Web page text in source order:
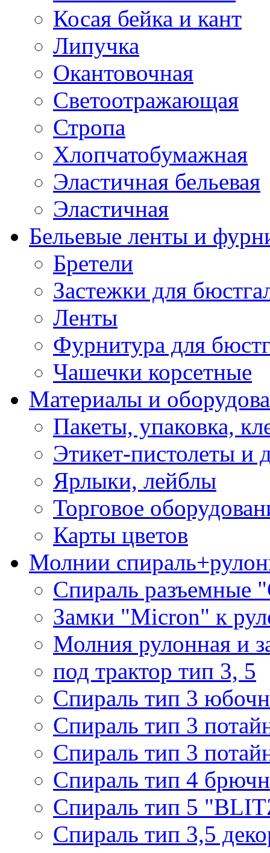
Косая бейка и кант
Липучка
Окантовочная
Светоотражающая
Стропа
Хлопчатобумажная
Эластичная бельевая
Эластичная
Бельевые ленты и
Бретели
Застежки для
Ленты
Фурнитура для
Чашечки корсетные
Материалы и
Пакеты, упаковка,
Этикет-пистолеты и
Ярлыки, лейблы
Торговое
Карты цветов
Молнии
Спираль разъемные
Замки "Micron" к
Молния рулонная и
под трактор тип 3, 5
Спираль тип 3
Спираль тип 3
Спираль тип 3
Спираль тип 4
Спираль тип 5
Спираль тип 3,5